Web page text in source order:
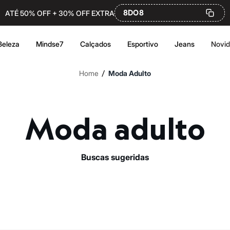
ATÉ 50% OFF + 30% OFF EXTRA 8DO8
Mindse7 Calçados Esportivo Jeans
Home / Moda Adulto
Moda adulto
buscas sugeridas